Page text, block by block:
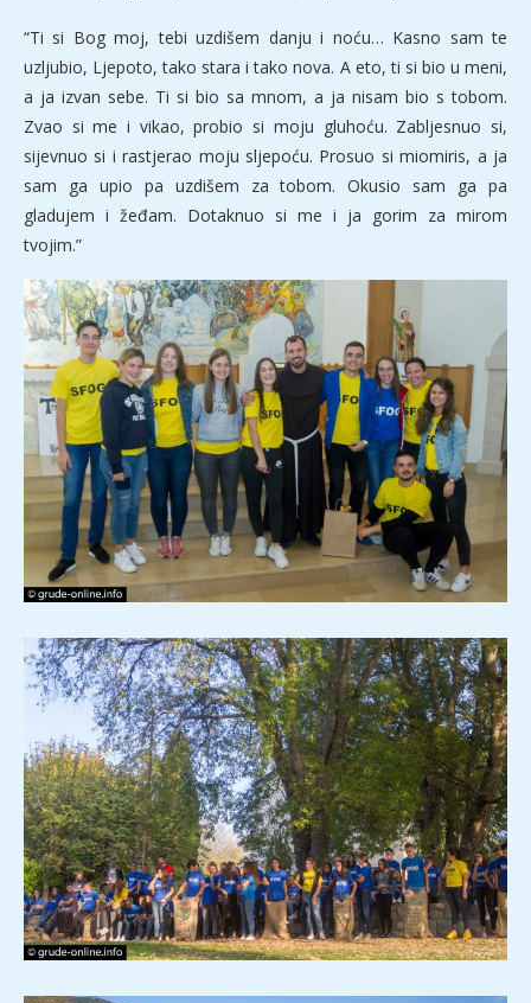
“Ti si Bog moj, tebi uzdišem danju i noću… Kasno sam te
uzljubio, Ljepoto, tako stara i tako nova. A eto, ti si bio u meni,
a ja izvan sebe. Ti si bio sa mnom, a ja nisam bio s tobom.
Zvao si me i vikao, probio si moju gluhoću. Zabljesnuo si,
sijevnuo si i rastjerao moju sljepoću. Prosuo si miomiris, a ja
sam ga upio pa uzdišem za tobom. Okusio sam ga pa
gladujem i žeđam. Dotaknuo si me i ja gorim za mirom
tvojim.”